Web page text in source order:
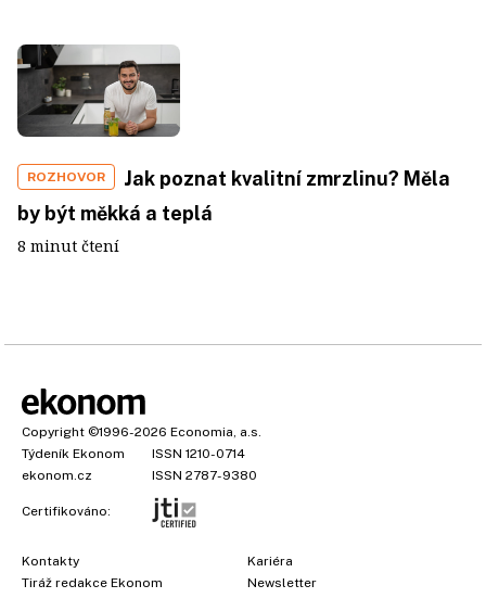
ROZHOVOR
Jak poznat kvalitní zmrzlinu? Měla
by být měkká a teplá
8 minut čtení
Copyright ©1996-2026 Economia, a.s.
Týdeník Ekonom
ISSN 1210-0714
ekonom.cz
ISSN 2787-9380
Certifikováno:
Kontakty
Tiráž redakce Ekonom
Kariéra
Newsletter